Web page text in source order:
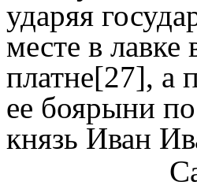
ударяя
месте в
платне[27], а
ее боярыни
князь Иван